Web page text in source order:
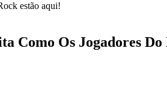
estão aqui!
Como Os Jogadores